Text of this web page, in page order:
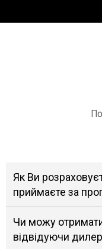
Як Ви
приймаєте за
Чи можу
відвідуючи